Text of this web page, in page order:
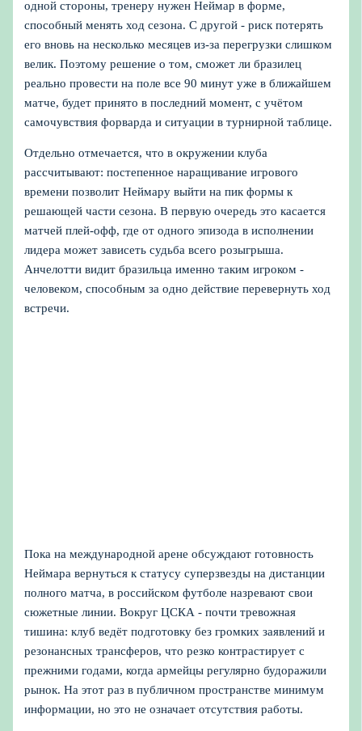
одной стороны, тренеру нужен Неймар в форме,
способный менять ход сезона. С другой - риск потерять
его вновь на несколько месяцев из‑за перегрузки слишком
велик. Поэтому решение о том, сможет ли бразилец
реально провести на поле все 90 минут уже в ближайшем
матче, будет принято в последний момент, с учётом
самочувствия форварда и ситуации в турнирной таблице.
Отдельно отмечается, что в окружении клуба
рассчитывают: постепенное наращивание игрового
времени позволит Неймару выйти на пик формы к
решающей части сезона. В первую очередь это касается
матчей плей‑офф, где от одного эпизода в исполнении
лидера может зависеть судьба всего розыгрыша.
Анчелотти видит бразильца именно таким игроком -
человеком, способным за одно действие перевернуть ход
встречи.
Пока на международной арене обсуждают готовность
Неймара вернуться к статусу суперзвезды на дистанции
полного матча, в российском футболе назревают свои
сюжетные линии. Вокруг ЦСКА - почти тревожная
тишина: клуб ведёт подготовку без громких заявлений и
резонансных трансферов, что резко контрастирует с
прежними годами, когда армейцы регулярно будоражили
рынок. На этот раз в публичном пространстве минимум
информации, но это не означает отсутствия работы.